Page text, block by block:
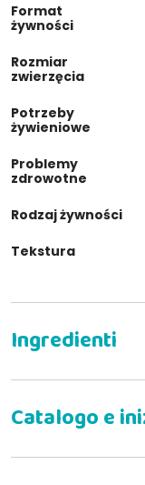
Format
żywności
Rozmiar
zwierzęcia
Potrzeby
żywieniowe
Problemy
zdrowotne
Rodzaj żywności
Tekstura
psów